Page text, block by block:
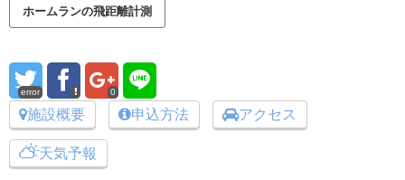
error 0
施設概要 申込方法 アクセス
天気予報